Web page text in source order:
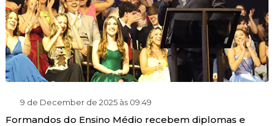
9 de December de 2025 às 09:49
Formandos do Ensino Médio recebem diplomas e